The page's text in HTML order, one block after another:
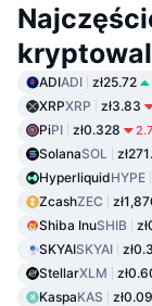
ADIADI zł25.72
XRPXRP zł3.83
PiPI zł0.328
SolanaSOL
HyperliquidHYPE
ZcashZEC
Shiba InuSHIB
SKYAISKYAI
StellarXLM
KaspaKAS